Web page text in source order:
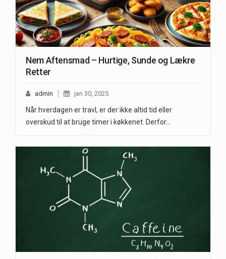
Nem Aftensmad – Hurtige, Sunde og Lækre
Retter
admin jan 30, 2025
Når hverdagen er travl, er der ikke altid tid eller
overskud til at bruge timer i køkkenet. Derfor…